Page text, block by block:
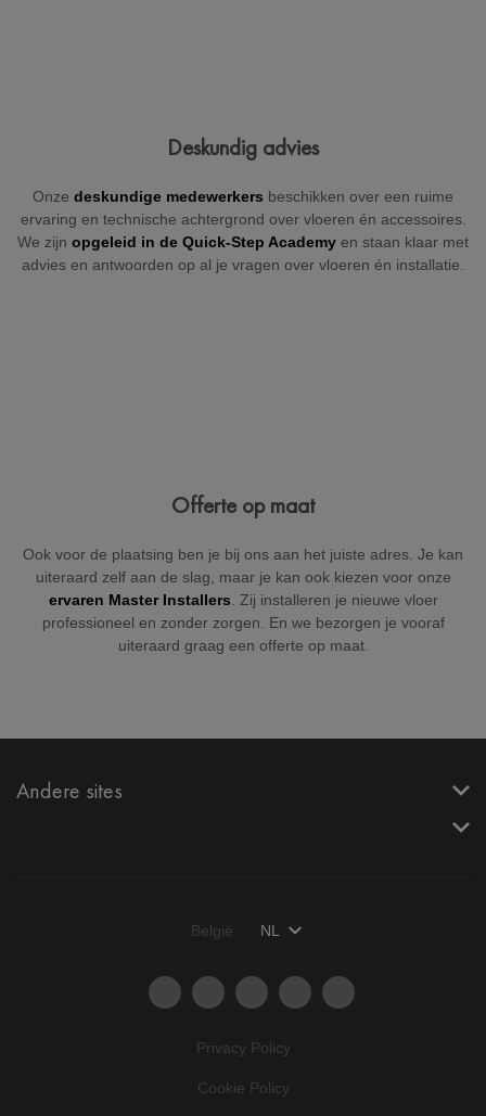
Deskundig advies
Onze deskundige medewerkers beschikken over een ruime
ervaring en technische achtergrond over vloeren én accessoires.
We zijn opgeleid in de Quick-Step Academy en staan klaar met
advies en antwoorden op al je vragen over vloeren én installatie.
Offerte op maat
Ook voor de plaatsing ben je bij ons aan het juiste adres. Je kan
uiteraard zelf aan de slag, maar je kan ook kiezen voor onze
ervaren Master Installers . Zij installeren je nieuwe vloer
professioneel en zonder zorgen. En we bezorgen je vooraf
uiteraard graag een offerte op maat.
Andere sites
Privacy Policy
Cookie Policy
België NL